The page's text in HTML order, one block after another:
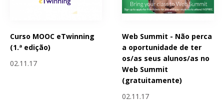
Curso MOOC eTwinning
(1.ª edição)
02.11.17
Web Summit - Não perca
a oportunidade de ter
os/as seus alunos/as no
Web Summit
(gratuitamente)
02.11.17